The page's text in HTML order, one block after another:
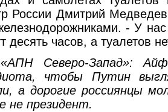
России Дмитрий
- У
десять часов, а туалетов
Северо-Запад»:
чтобы Путин
а дорогие россиянцы
не президент.